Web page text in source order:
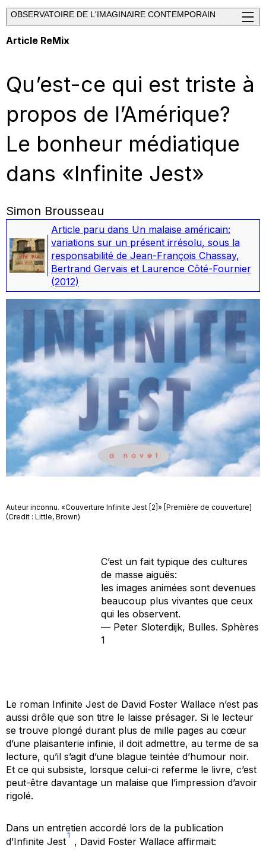
OBSERVATOIRE DE L'IMAGINAIRE CONTEMPORAIN
Article ReMix
Qu’est-ce qui est triste à
propos de l’Amérique?
Le bonheur médiatique
dans «Infinite Jest»
Simon Brousseau
Article paru dans Un malaise américain:
variations sur un présent irrésolu, sous la
responsabilité de Jean-François Chassay,
Bertrand Gervais et Laurence Côté-Fournier
(2012)
Auteur inconnu. «Couverture Infinite Jest [2]» [Première de couverture]
(Credit : Little, Brown)
C’est un fait typique des cultures
de masse aiguës:
les images animées sont devenues
beaucoup plus vivantes que ceux
qui les observent.
— Peter Sloterdijk, Bulles. Sphères
1
Le roman Infinite Jest de David Foster Wallace n’est pas
aussi drôle que son titre le laisse présager. Si le lecteur
se trouve plongé durant plus de mille pages au cœur
d’une plaisanterie infinie, il doit admettre, au terme de sa
lecture, qu’il s’agit d’une blague teintée d’humour noir.
Et ce qui subsiste, lorsque celui-ci referme le livre, c’est
peut-être davantage un malaise que l’impression d’avoir
rigolé.
Dans un entretien accordé lors de la publication
d’Infinite Jest
1
, David Foster Wallace affirmait: